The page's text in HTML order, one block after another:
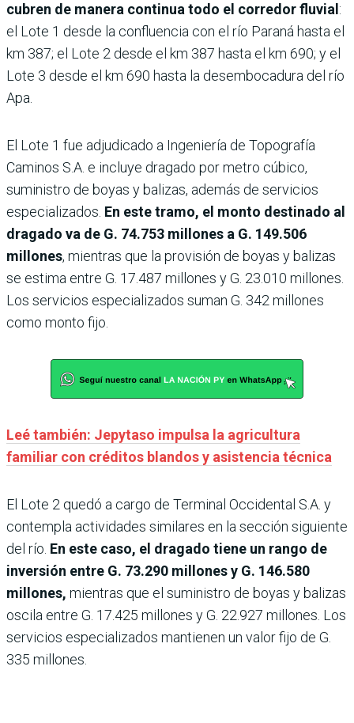
cubren de manera continua todo el corredor fluvial :
el Lote 1 desde la confluencia con el río Paraná hasta el
km 387; el Lote 2 desde el km 387 hasta el km 690; y el
Lote 3 desde el km 690 hasta la desembocadura del río
Apa.
El Lote 1 fue adjudicado a Ingeniería de Topografía
Caminos S.A. e incluye dragado por metro cúbico,
suministro de boyas y balizas, además de servicios
especializados. En este tramo, el monto destinado al
dragado va de G. 74.753 millones a G. 149.506
millones, mientras que la provisión de boyas y balizas
se estima entre G. 17.487 millones y G. 23.010 millones.
Los servicios especializados suman G. 342 millones
como monto fijo.
Leé también: Jepytaso impulsa la agricultura
familiar con créditos blandos y asistencia técnica
El Lote 2 quedó a cargo de Terminal Occidental S.A. y
contempla actividades similares en la sección siguiente
del río. En este caso, el dragado tiene un rango de
inversión entre G. 73.290 millones y G. 146.580
millones, mientras que el suministro de boyas y balizas
oscila entre G. 17.425 millones y G. 22.927 millones. Los
servicios especializados mantienen un valor fijo de G.
335 millones.